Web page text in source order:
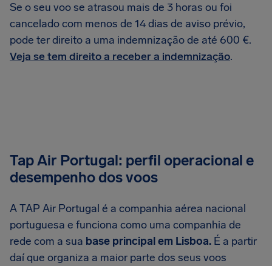
Se o seu voo se atrasou mais de 3 horas ou foi
cancelado com menos de 14 dias de aviso prévio,
pode ter direito a uma indemnização de até 600 €.
Veja se tem direito a receber a indemnização.
Tap Air Portugal: perfil operacional e
desempenho dos voos
A TAP Air Portugal é a companhia aérea nacional
portuguesa e funciona como uma companhia de
rede com a sua base principal em Lisboa. É a partir
daí que organiza a maior parte dos seus voos